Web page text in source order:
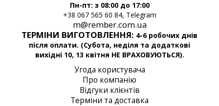
Пн-пт: з 08:00 до 17:00
+38 067 565 60 84, Telegram
m@rember.com.ua
ТЕРМІНИ ВИГОТОВЛЕННЯ: 4-6 робочих днів
після оплати. (Субота, неділя та додаткові
вихідні 10, 13 квітня НЕ ВРАХОВУЮТЬСЯ).
Угода користувача
Про компанію
Відгуки клієнтів
Терміни та доставка